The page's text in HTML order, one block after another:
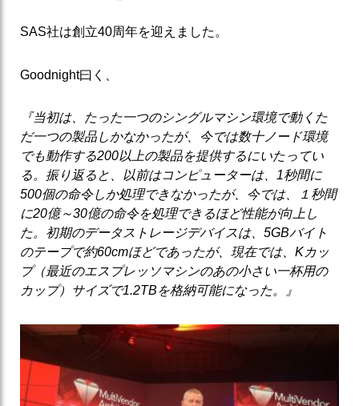
SAS社は創立40周年を迎えました。
Goodnight曰く、
『当初は、たった一つのシングルマシン環境で動くた
だ一つの製品しかなかったが、今では数十ノード環境
でも動作する200以上の製品を提供するにいたってい
る。振り返ると、以前はコンピューターは、 1秒間に
500個の命令しか処理できなかったが、今では、１秒間
に20億～30億の命令を処理できるほど性能が向上し
た。初期のデータストレージデバイスは、 5GBバイト
のテープで約60cmほどであったが、現在では、 K カッ
プ（最近のエスプレッソマシンのあの小さい一杯用の
カップ）サイズで1.2TBを格納可能になった。』